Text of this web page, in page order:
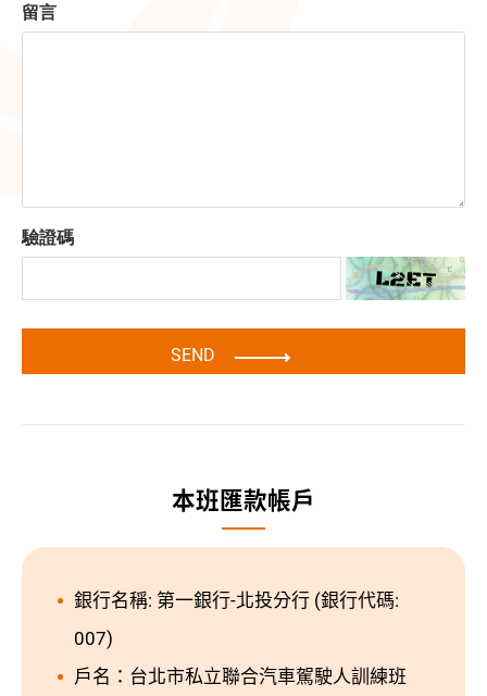
留言
驗證碼
SEND
本班匯款帳戶
銀行名稱: 第一銀行-北投分行 (銀行代碼:
007)
戶名：台北市私立聯合汽車駕駛人訓練班